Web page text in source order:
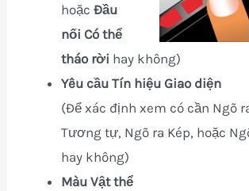
hoặcĐầu
nối Có thể
tháo rời hay không)
Yêu cầu Tín hiệu Giao diện
(Để xác định xem có cần Ngõ
Tương tự, Ngõ ra Kép, hoặc
hay không)
Màu Vật thể